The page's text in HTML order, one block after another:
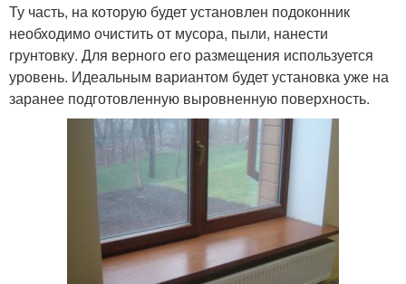
Ту часть, на которую будет установлен подоконник
необходимо очистить от мусора, пыли, нанести
грунтовку. Для верного его размещения используется
уровень. Идеальным вариантом будет установка уже на
заранее подготовленную выровненную поверхность.